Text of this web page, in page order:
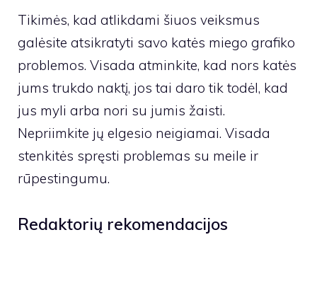
Tikimės, kad atlikdami šiuos veiksmus
galėsite atsikratyti savo katės miego grafiko
problemos. Visada atminkite, kad nors katės
jums trukdo naktį, jos tai daro tik todėl, kad
jus myli arba nori su jumis žaisti.
Nepriimkite jų elgesio neigiamai. Visada
stenkitės spręsti problemas su meile ir
rūpestingumu.
Redaktorių rekomendacijos